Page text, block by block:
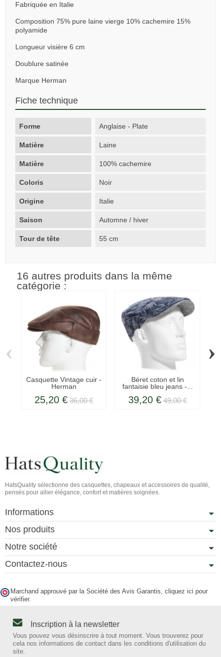
Fabriquée en Italie
Composition 75% pure laine vierge 10% cachemire 15%
polyamide
Longueur visière 6 cm
Doublure satinée
Marque Herman
Fiche technique
Forme Anglaise - Plate
Matière Laine
Matière 100% cachemire
Coloris Noir
Origine Italie
Saison Automne / hiver
Tour de tête 55 cm
16 autres produits dans la même
catégorie :
Casquette Vintage cuir -
Herman
25,20 € 36,00 €
Béret coton et lin
fantaisie bleu jeans -...
39,20 € 49,00 €
‹ ›
HatsQuality sélectionne des casquettes, chapeaux et accessoires de qualité,
pensés pour allier élégance, confort et matières soignées.
Informations
Nos produits
Notre société
Contactez-nous
Marchand approuvé par la Société des Avis Garantis, cliquez ici pour
vérifier.
Inscription à la newsletter
Vous pouvez vous désinscrire à tout moment. Vous trouverez pour
cela nos informations de contact dans les conditions d'utilisation du
site.